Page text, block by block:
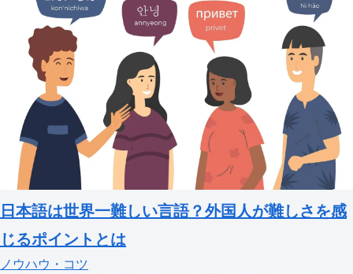
日本語は世界一難しい言語？外国人が難しさを感
じるポイントとは
ノウハウ・コツ